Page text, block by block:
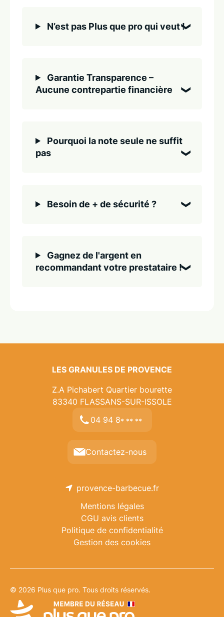
N’est pas Plus que pro qui veut !
Garantie Transparence –
Aucune contrepartie financière
Pourquoi la note seule ne suffit
pas
Besoin de + de sécurité ?
Gagnez de l'argent en
recommandant votre prestataire !
LES GRANULES DE PROVENCE
Z.A Pichabert Quartier bourette
83340 FLASSANS-SUR-ISSOLE
04 94 8* ** **
Contactez-nous
provence-barbecue.fr
Mentions légales
CGU avis clients
Politique de confidentialité
Gestion des cookies
© 2026 Plus que pro. Tous droits réservés.